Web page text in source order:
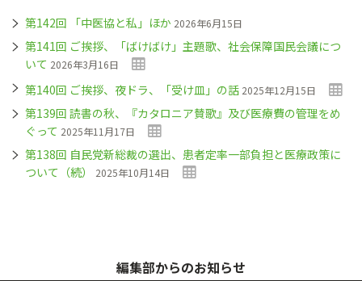
第142回 「中医協と私」ほか 2026年6月15日
第141回 ご挨拶、「ばけばけ」主題歌、社会保障国民会議につ
いて 2026年3月16日
第140回 ご挨拶、夜ドラ、「受け皿」の話 2025年12月15日
第139回 読書の秋、『カタロニア賛歌』及び医療費の管理をめ
ぐって 2025年11月17日
第138回 自民党新総裁の選出、患者定率一部負担と医療政策に
ついて（続）
2025年10月14日
編集部からのお知らせ